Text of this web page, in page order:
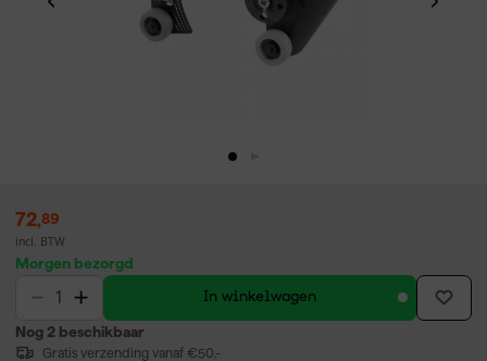
72,89
incl. BTW
Morgen bezorgd
In winkelwagen
Nog 2 beschikbaar
Gratis verzending vanaf €50,-